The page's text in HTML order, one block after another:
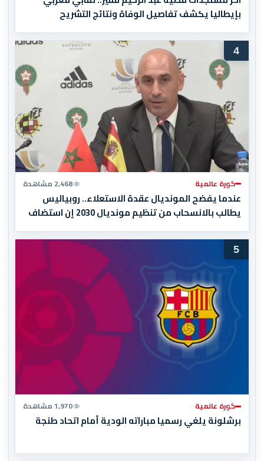
بإيطاليا يكشف تفاصيل الوفاة ونتائج التشريح
4
كورة عالمية 2,468 مشاهدة
عندما يفضح المونديال عقدة الاستعلاء.. روبياليس
يطالب بالانسحاب من تنظيم مونديال 2030 إن استضاف
5
كورة عالمية 1,970 مشاهدة
برشلونة يلغي رسميا مباراته الودية أمام اتحاد طنجة